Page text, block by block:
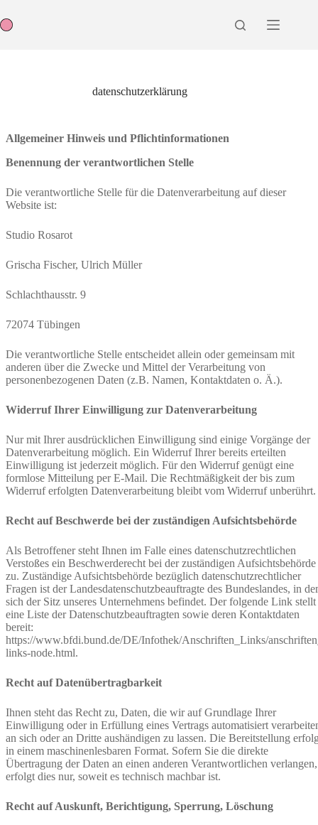
Inhalt
springen
datenschutzerklärung
Allgemeiner Hinweis und Pflichtinformationen
Benennung der verantwortlichen Stelle
Die verantwortliche Stelle für die Datenverarbeitung auf dieser
Website ist:
Studio Rosarot
Grischa Fischer, Ulrich Müller
Schlachthausstr. 9
72074 Tübingen
Die verantwortliche Stelle entscheidet allein oder gemeinsam mit
anderen über die Zwecke und Mittel der Verarbeitung von
personenbezogenen Daten (z.B. Namen, Kontaktdaten o. Ä.).
Widerruf Ihrer Einwilligung zur Datenverarbeitung
Nur mit Ihrer ausdrücklichen Einwilligung sind einige Vorgänge der
Datenverarbeitung möglich. Ein Widerruf Ihrer bereits erteilten
Einwilligung ist jederzeit möglich. Für den Widerruf genügt eine
formlose Mitteilung per E-Mail. Die Rechtmäßigkeit der bis zum
Widerruf erfolgten Datenverarbeitung bleibt vom Widerruf unberührt.
Recht auf Beschwerde bei der zuständigen Aufsichtsbehörde
Als Betroffener steht Ihnen im Falle eines datenschutzrechtlichen
Verstoßes ein Beschwerderecht bei der zuständigen Aufsichtsbehörde
zu. Zuständige Aufsichtsbehörde bezüglich datenschutzrechtlicher
Fragen ist der Landesdatenschutzbeauftragte des Bundeslandes, in
sich der Sitz unseres Unternehmens befindet. Der folgende Link stellt
eine Liste der Datenschutzbeauftragten sowie deren Kontaktdaten
bereit:
https://www.bfdi.bund.de/DE/Infothek/Anschriften_Links/
links-node.html.
Recht auf Datenübertragbarkeit
Ihnen steht das Recht zu, Daten, die wir auf Grundlage Ihrer
Einwilligung oder in Erfüllung eines Vertrags automatisiert
an sich oder an Dritte aushändigen zu lassen. Die Bereitstellung
in einem maschinenlesbaren Format. Sofern Sie die direkte
Übertragung der Daten an einen anderen Verantwortlichen verlangen,
erfolgt dies nur, soweit es technisch machbar ist.
Recht auf Auskunft, Berichtigung, Sperrung, Löschung